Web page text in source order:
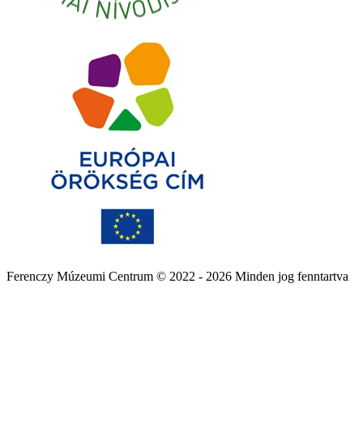
Ferenczy Múzeumi Centrum © 2022 - 2026 Minden jog fenntartva